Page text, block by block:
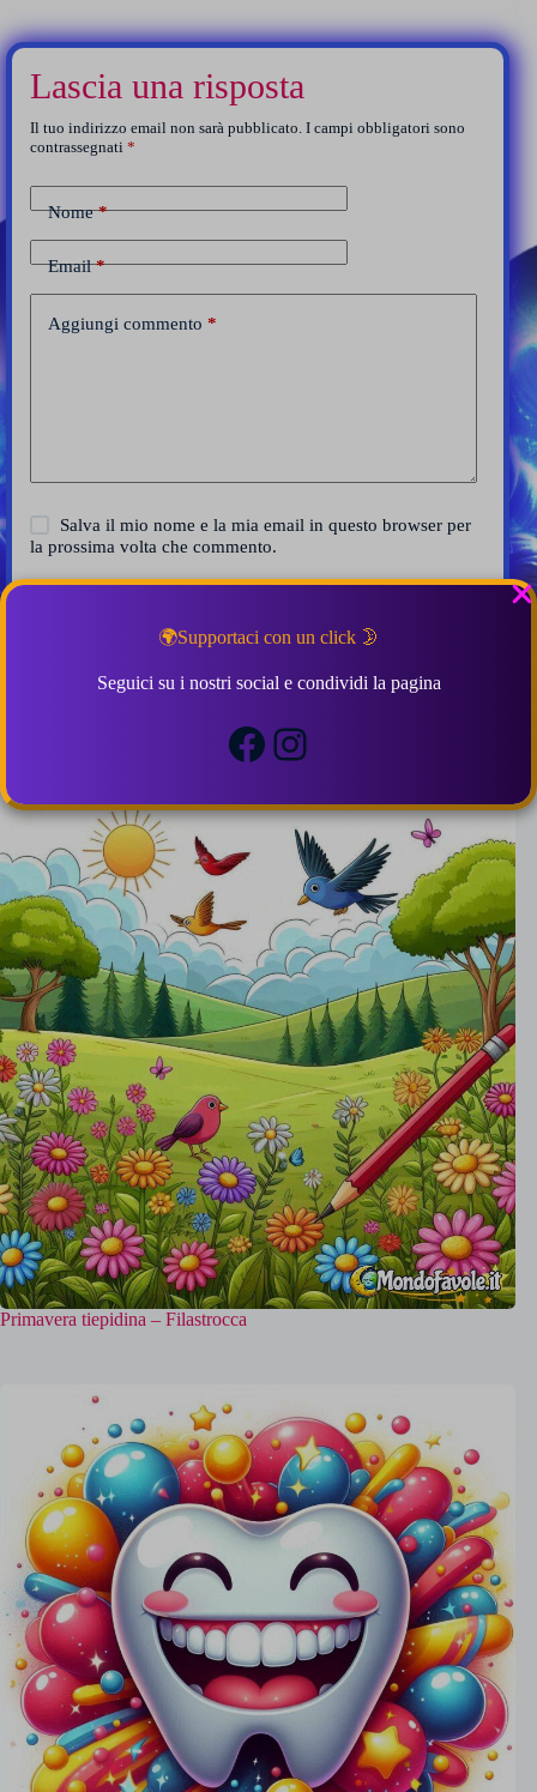
🌍Supportaci con un click 🌛
Seguici su i nostri social e condividi la pagina
Facebook
Instagram
Lascia una risposta
Il tuo indirizzo email non sarà pubblicato. I campi obbligatori sono
contrassegnati *
Nome*
Email*
Aggiungi commento *
Salva il mio nome e la mia email in questo browser per
la prossima volta che commento.
Primavera tiepidina – Filastrocca